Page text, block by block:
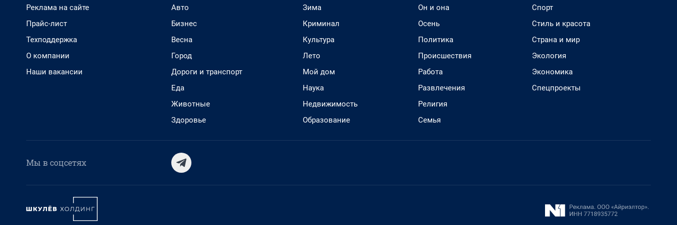
Реклама на сайте
Прайс-лист
Техподдержка
О компании
Наши вакансии
Авто
Бизнес
Весна
Город
Дороги и транспорт
Еда
Животные
Здоровье
Зима
Криминал
Культура
Лето
Мой дом
Наука
Недвижимость
Образование
Он и она
Осень
Политика
Происшествия
Работа
Развлечения
Религия
Семья
Спорт
Стиль и красота
Страна и мир
Экология
Экономика
Спецпроекты
Мы в соцсетях